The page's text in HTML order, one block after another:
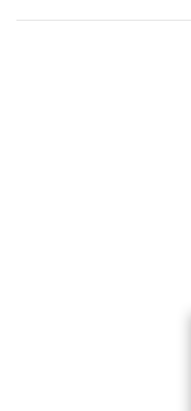
จากการศึกษาวิชาเอ
หญิงคนนี้สนใจกิจกรรม
MGR Online ใ
MGR Online ใช้คุกกี้